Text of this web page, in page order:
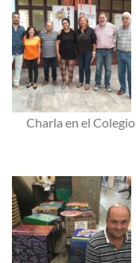
Charla en el